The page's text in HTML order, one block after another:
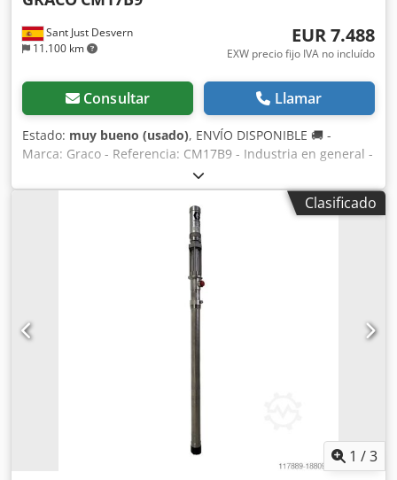
Sant Just Desvern
11.100 km
EUR 7.488
EXW precio fijo IVA no incluído
Consultar Llamar
Estado: muy bueno (usado), ENVÍO DISPONIBLE 🚚 -
Marca: Graco - Referencia: CM17B9 - Industria en general -
Aplicación: Adhesión, Sellado, Juntas, Encapsulación,
Moldeo, Descarga, Relleno en caso de falta de material -
Caudal máximo: 6,1 l/min - Presión de trabajo máxima: 441
bares - Presión máxima de entrada de aire: 10.34 bares
Crodov Tmcajpfx Ab Asf - Relación de presión 63:1 - Para
funcionamiento 49 °C - Incluye mangueras y pistola nuevas
- Pistola ULTRA LITE 6000 Graco - Boquilla a convenir
Clasificado
1 /3